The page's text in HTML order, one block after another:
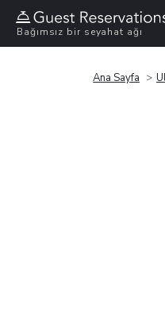
Bağımsız bir seyahat ağı
Ana Sayfa